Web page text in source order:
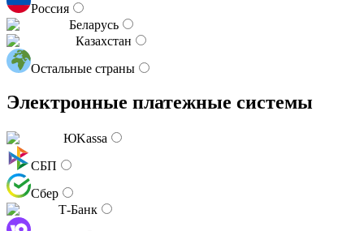
Россия
Беларусь
Казахстан
Остальные страны
Электронные платежные системы
ЮKassa
СБП
Сбер
Т-Банк